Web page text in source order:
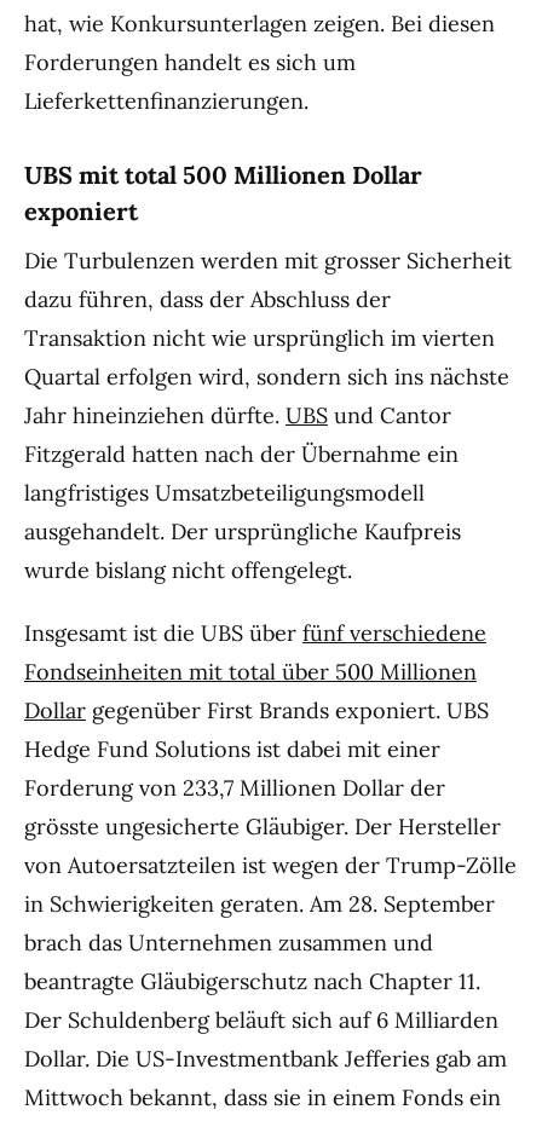
hat, wie Konkursunterlagen zeigen. Bei diesen
Forderungen handelt es sich um
Lieferkettenfinanzierungen.
UBS mit total 500 Millionen Dollar
exponiert
Die Turbulenzen werden mit grosser Sicherheit
dazu führen, dass der Abschluss der
Transaktion nicht wie ursprünglich im vierten
Quartal erfolgen wird, sondern sich ins nächste
Jahr hineinziehen dürfte. UBS und Cantor
Fitzgerald hatten nach der Übernahme ein
langfristiges Umsatzbeteiligungsmodell
ausgehandelt. Der ursprüngliche Kaufpreis
wurde bislang nicht offengelegt.
Insgesamt ist die UBS über fünf verschiedene
Fondseinheiten mit total über 500 Millionen
Dollar gegenüber First Brands exponiert. UBS
Hedge Fund Solutions ist dabei mit einer
Forderung von 233,7 Millionen Dollar der
grösste ungesicherte Gläubiger. Der Hersteller
von Autoersatzteilen ist wegen der Trump-Zölle
in Schwierigkeiten geraten. Am 28. September
brach das Unternehmen zusammen und
beantragte Gläubigerschutz nach Chapter 11.
Der Schuldenberg beläuft sich auf 6 Milliarden
Dollar. Die US-Investmentbank Jefferies gab am
Mittwoch bekannt, dass sie in einem Fonds ein